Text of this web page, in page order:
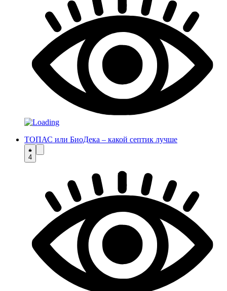
ТОПАС или БиоДека – какой септик лучше
4